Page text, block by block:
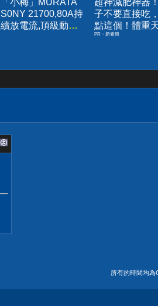
「小梅」MURATA
S0NY 21700,80A持
續放電流,頂級動力
超神減肥神器
子不要直接吃
點這個！體重
下降
PR・新素簡
所有的時間均為